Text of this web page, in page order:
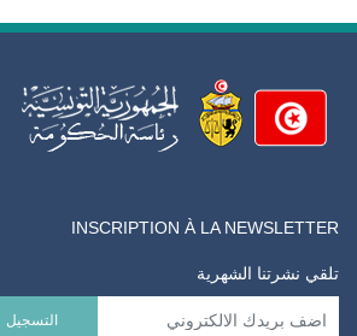
INSCRIPTION À LA NEWSLETTER
تلقي نشرتنا الشهرية